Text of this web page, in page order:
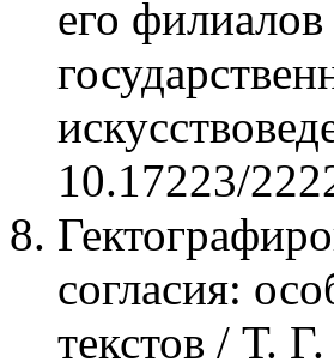
его
10.17223/
согласия:
текстов / Т.